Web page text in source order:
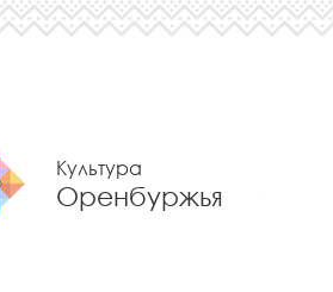
Культура
Оренбуржья